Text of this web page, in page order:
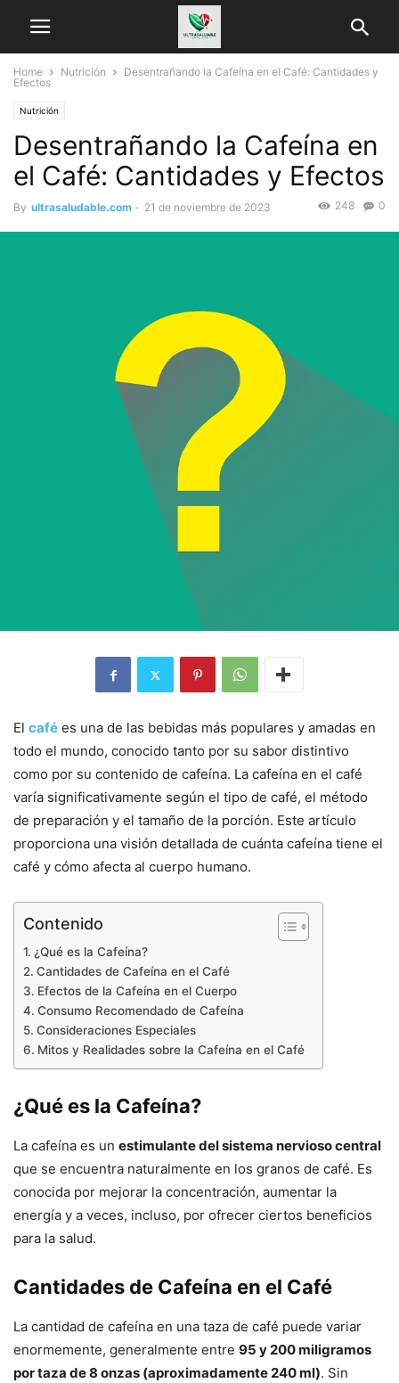
Home Nutrición
Desentrañando la Cafeína en el Café: Cantidades y
Efectos
Nutrición
Desentrañando la Cafeína en
el Café: Cantidades y Efectos
By ultrasaludable.com - 21 de noviembre de 2023 0
248
El café es una de las bebidas más populares y amadas en
todo el mundo, conocido tanto por su sabor distintivo
como por su contenido de cafeína. La cafeína en el café
varía significativamente según el tipo de café, el método
de preparación y el tamaño de la porción. Este artículo
proporciona una visión detallada de cuánta cafeína tiene el
café y cómo afecta al cuerpo humano.
Contenido
¿Qué es la Cafeína?
Cantidades de Cafeína en el Café
Efectos de la Cafeína en el Cuerpo
Consumo Recomendado de Cafeína
Consideraciones Especiales
Mitos y Realidades sobre la Cafeína en el Café
¿Qué es la Cafeína?
La cafeína es un estimulante del sistema nervioso central
que se encuentra naturalmente en los granos de café. Es
conocida por mejorar la concentración, aumentar la
energía y a veces, incluso, por ofrecer ciertos beneficios
para la salud.
Cantidades de Cafeína en el Café
La cantidad de cafeína en una taza de café puede variar
enormemente, generalmente entre 95 y 200 miligramos
por taza de 8 onzas (aproximadamente 240 ml). Sin